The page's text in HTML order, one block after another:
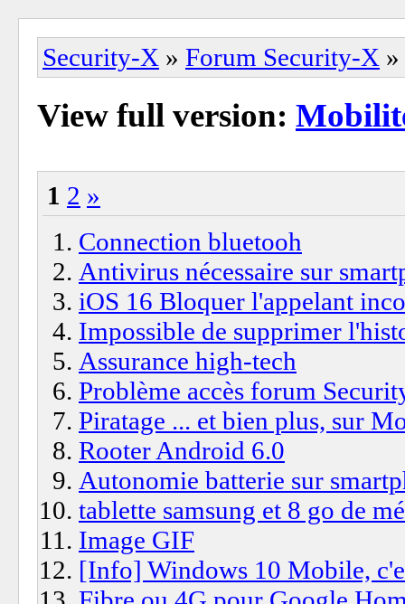
Security-X » Forum Security-X
View full version:
1 2 »
Connection bluetooh
Antivirus nécessaire sur
iOS 16 Bloquer l'appelant
Impossible de supprimer
Assurance high-tech
Problème accès forum
Piratage ... et bien plus, sur
Rooter Android 6.0
Autonomie batterie sur
tablette samsung et 8 go de
Image GIF
[Info] Windows 10 Mobile,